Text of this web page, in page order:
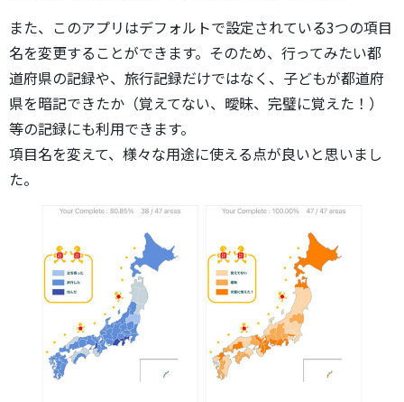
また、このアプリはデフォルトで設定されている3つの項目
名を変更することができます。そのため、行ってみたい都
道府県の記録や、旅行記録だけではなく、子どもが都道府
県を暗記できたか（覚えてない、曖昧、完璧に覚えた！）
等の記録にも利用できます。
項目名を変えて、様々な用途に使える点が良いと思いまし
た。